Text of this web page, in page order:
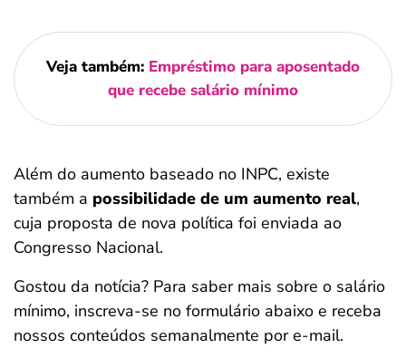
Veja também: Empréstimo para aposentado
que recebe salário mínimo
Além do aumento baseado no INPC, existe
também a possibilidade de um aumento real,
cuja proposta de nova política foi enviada ao
Congresso Nacional.
Gostou da notícia? Para saber mais sobre o salário
mínimo, inscreva-se no formulário abaixo e receba
nossos conteúdos semanalmente por e-mail.